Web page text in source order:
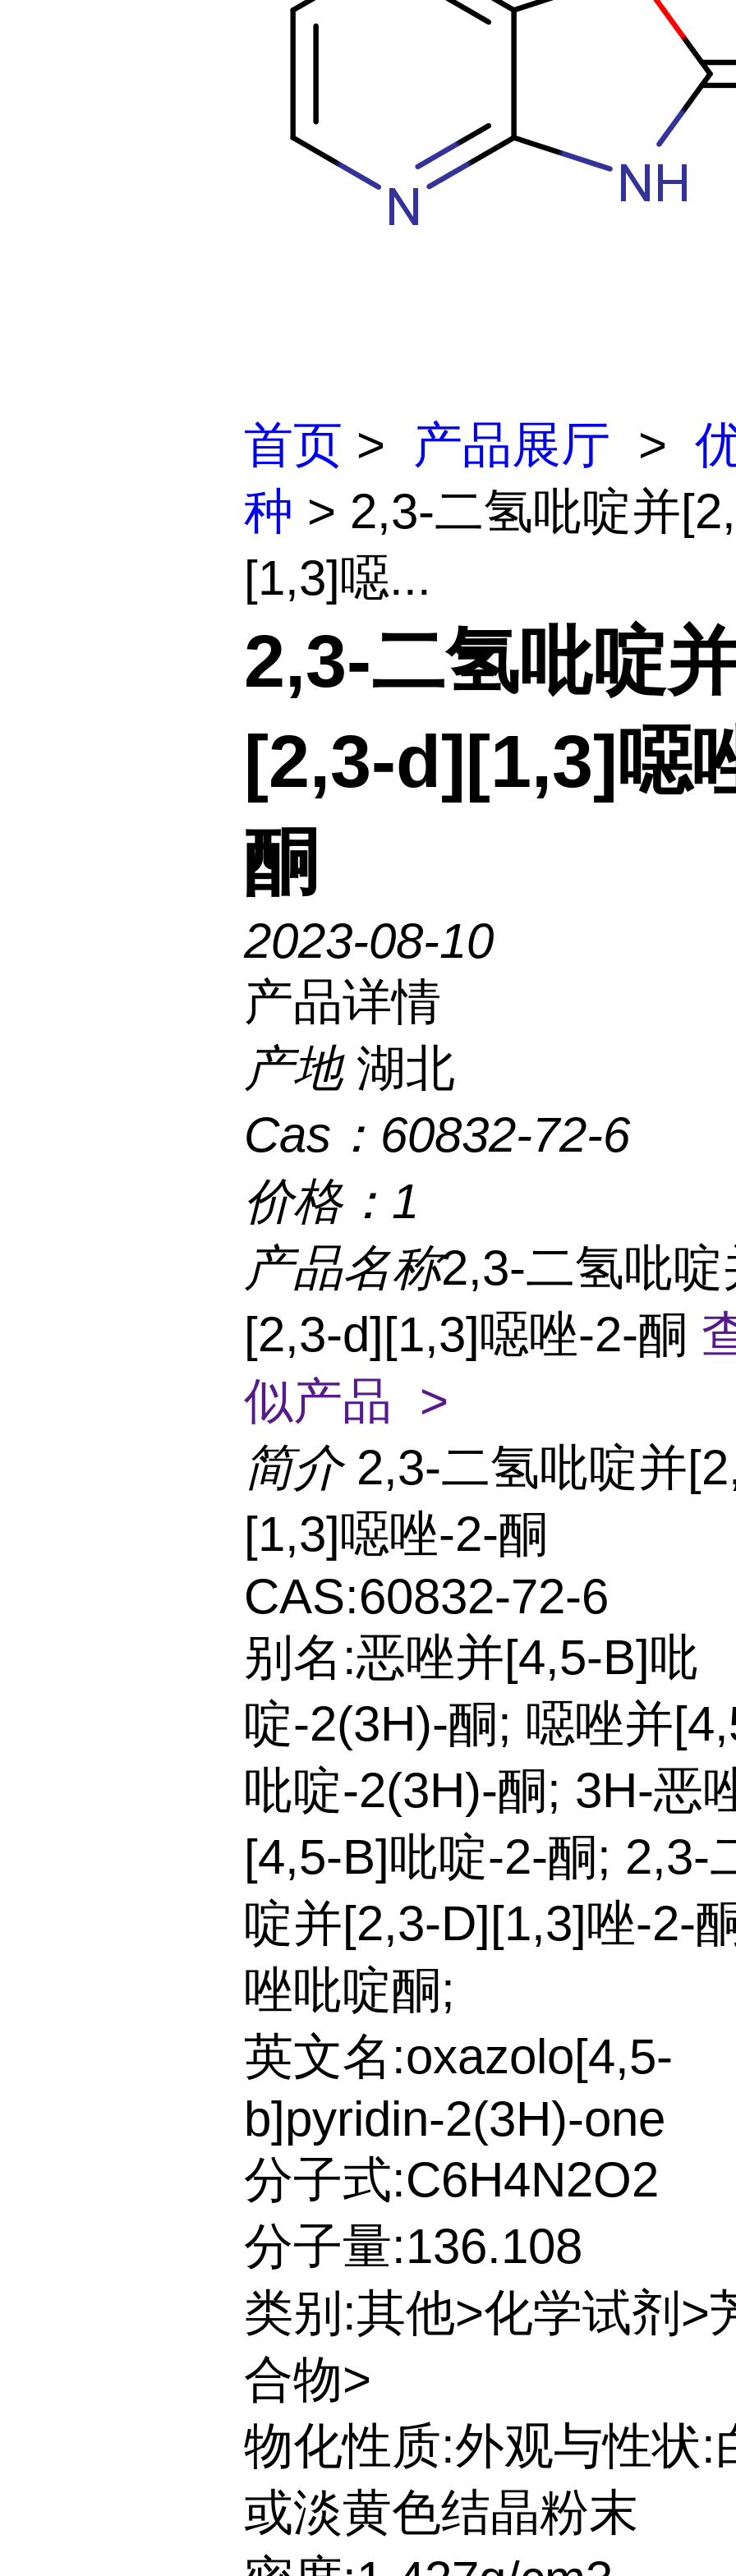
首页 > 产品展厅 >
种 > 2,3-二氢吡啶并
[1,3]噁...
2,3-二氢吡啶
[2,3-d][1,3]噁
酮
2023-08-10
产品详情
产地 湖北
Cas： 60832-72-6
价格： 1
产品名称2,3-二氢吡啶
[2,3-d][1,3]噁唑-2-酮
似产品 >
简介 2,3-二氢吡啶并
[1,3]噁唑-2-酮
CAS:60832-72-6
别名:恶唑并[4,5-B]吡
啶-2(3H)-酮; 噁唑并
吡啶-2(3H)-酮; 3H-恶
[4,5-B]吡啶-2-酮; 2,3-
啶并[2,3-D][1,3]唑-2-
唑吡啶酮;
英文名:oxazolo[4,5-
b]pyridin-2(3H)-one
分子式:C6H4N2O2
分子量:136.108
类别:其他>化学试剂>
合物>
物化性质:外观与性状:
或淡黄色结晶粉末